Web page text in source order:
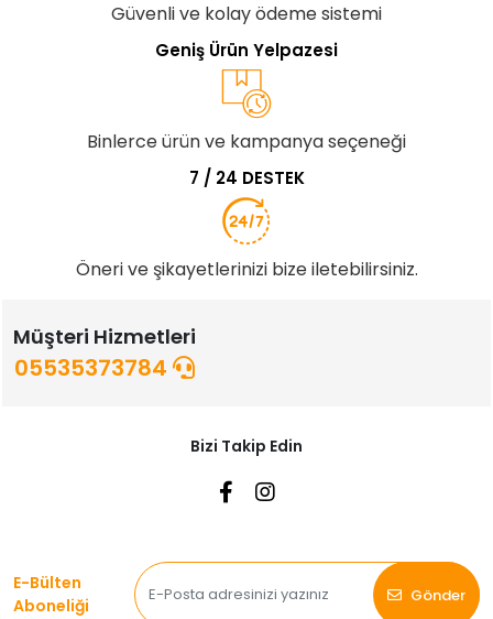
Güvenli ve kolay ödeme sistemi
Geniş Ürün Yelpazesi
Binlerce ürün ve kampanya seçeneği
7 / 24 DESTEK
Öneri ve şikayetlerinizi bize iletebilirsiniz.
Müşteri Hizmetleri
05535373784
Bizi Takip Edin
E-Bülten
Aboneliği
Gönder